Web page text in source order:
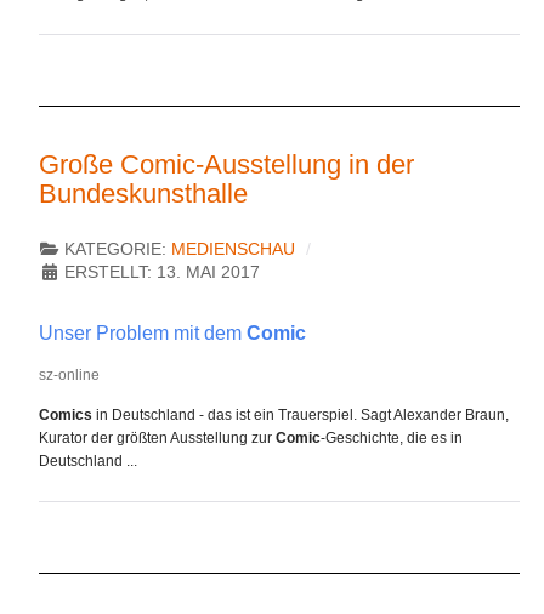
Große Comic-Ausstellung in der
Bundeskunsthalle
KATEGORIE: MEDIENSCHAU
ERSTELLT: 13. MAI 2017
Unser Problem mit dem Comic
sz-online
Comics in Deutschland - das ist ein Trauerspiel. Sagt Alexander Braun,
Kurator der größten Ausstellung zur Comic-Geschichte, die es in
Deutschland ...